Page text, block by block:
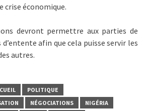
crise économique.
devront permettre aux parties de
afin que cela puisse servir les
autres.
POLITIQUE
NÉGOCIATIONS
NIGÉRIA